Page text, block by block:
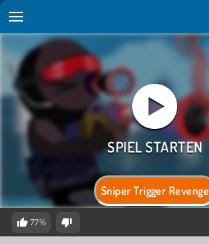
Sniper Trigger Revenge
77%